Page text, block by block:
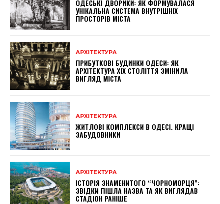
ОДЕСЬКІ ДВОРИКИ: ЯК ФОРМУВАЛАСЯ
УНІКАЛЬНА СИСТЕМА ВНУТРІШНІХ
ПРОСТОРІВ МІСТА
АРХІТЕКТУРА
ПРИБУТКОВІ БУДИНКИ ОДЕСИ: ЯК
АРХІТЕКТУРА XIX СТОЛІТТЯ ЗМІНИЛА
ВИГЛЯД МІСТА
АРХІТЕКТУРА
ЖИТЛОВІ КОМПЛЕКСИ В ОДЕСІ. КРАЩІ
ЗАБУДОВНИКИ
АРХІТЕКТУРА
ІСТОРІЯ ЗНАМЕНИТОГО “ЧОРНОМОРЦЯ”:
ЗВІДКИ ПІШЛА НАЗВА ТА ЯК ВИГЛЯДАВ
СТАДІОН РАНІШЕ